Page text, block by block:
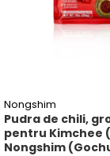
Nongshim
Pudra de chili,
pentru Kimchee
Nongshim